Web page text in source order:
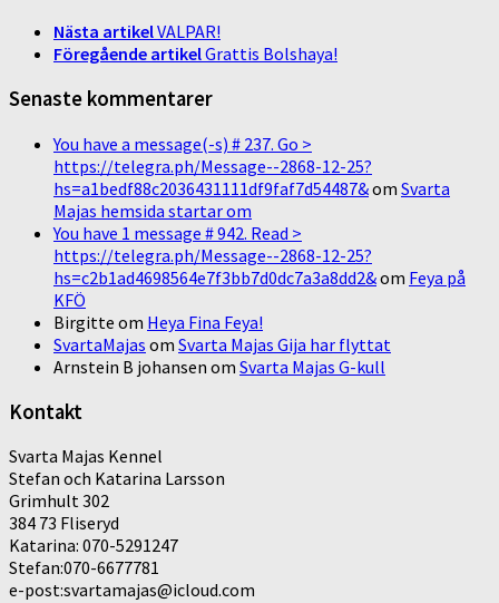
Nästa artikelVALPAR!
Föregående artikelGrattis Bolshaya!
Senaste kommentarer
You have a message(-s) # 237. Go >
https://telegra.ph/Message--2868-12-25?
hs=a1bedf88c2036431111df9faf7d54487&om Svarta
Majas hemsida startar om
You have 1 message # 942. Read >
https://telegra.ph/Message--2868-12-25?
hs=c2b1ad4698564e7f3bb7d0dc7a3a8dd2&om Feya på
KFÖ
Birgitte om Heya Fina Feya!
SvartaMajas om Svarta Majas Gija har flyttat
Arnstein B johansen om Svarta Majas G-kull
Kontakt
Svarta Majas Kennel
Stefan och Katarina Larsson
Grimhult 302
384 73 Fliseryd
Katarina: 070-5291247
Stefan:070-6677781
e-post:svartamajas@icloud.com